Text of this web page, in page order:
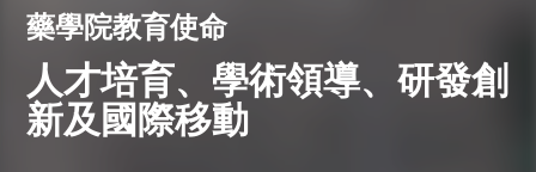
藥學院教育使命
人才培育、學術領導、研發創
新及國際移動